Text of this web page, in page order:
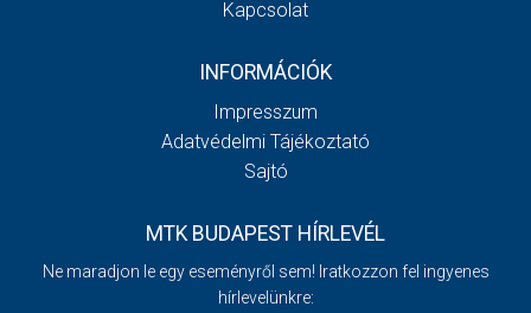
Kapcsolat
INFORMÁCIÓK
Impresszum
Adatvédelmi Tájékoztató
Sajtó
MTK BUDAPEST HÍRLEVÉL
Ne maradjon le egy eseményről sem! Iratkozzon fel ingyenes
hírlevelünkre: